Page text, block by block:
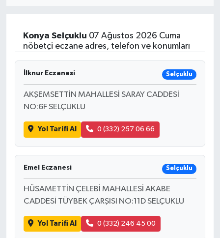
Konya Selçuklu 07 Ağustos 2026 Cuma
nöbetçi eczane adres, telefon ve konumları
İlknur Eczanesi Selçuklu
AKŞEMSETTİN MAHALLESİ SARAY CADDESİ
NO:6F SELÇUKLU
Yol Tarifi Al 0 (332) 257 06 66
Emel Eczanesi Selçuklu
HÜSAMETTİN ÇELEBİ MAHALLESİ AKABE
CADDESİ TÜYBEK ÇARŞISI NO:11D SELÇUKLU
Yol Tarifi Al 0 (332) 246 45 00
Sağlık
Magazin
Teknoloji
Bilim
Genel